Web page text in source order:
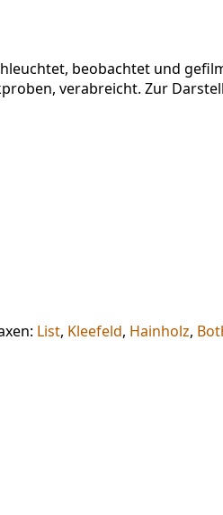
beobachtet und
verabreicht. Zur
List, Kleefeld, Hainholz,